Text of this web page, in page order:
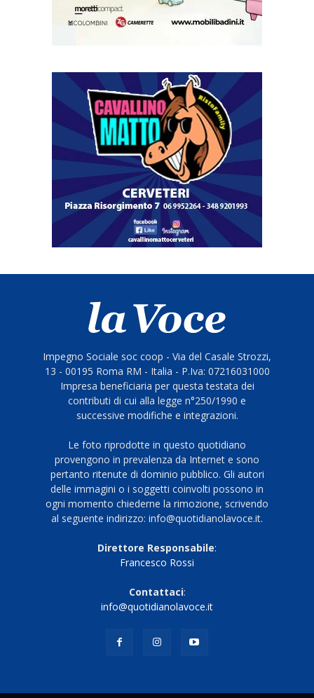
Impegno Sociale soc coop - Via del Casale Strozzi,
13 - 00195 Roma RM - Italia - P.Iva: 07216031000
Impresa beneficiaria per questa testata dei
contributi di cui alla legge n°250/1990 e
successive modifiche e integrazioni.
Le foto riprodotte in questo quotidiano
provengono in prevalenza da Internet e sono
pertanto ritenute di dominio pubblico. Gli autori
delle immagini o i soggetti coinvolti possono in
ogni momento chiederne la rimozione, scrivendo
al seguente indirizzo: info@quotidianolavoce.it.
Direttore Responsabile:
Francesco Rossi
Contattaci:
info@quotidianolavoce.it